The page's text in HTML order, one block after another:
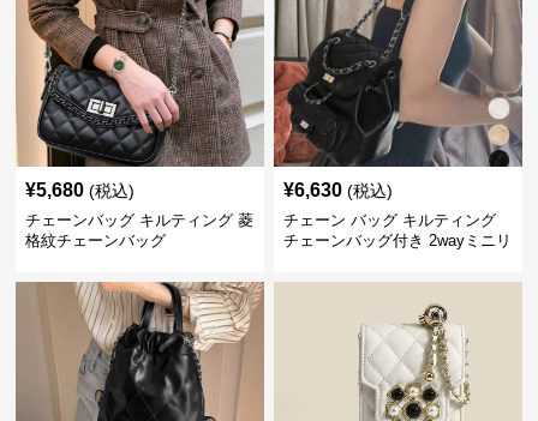
¥5,680 (税込)
チェーンバッグ キルティング 菱
格紋チェーンバッグ
¥6,630 (税込)
チェーン バッグ キルティング
チェーンバッグ付き 2wayミニリ